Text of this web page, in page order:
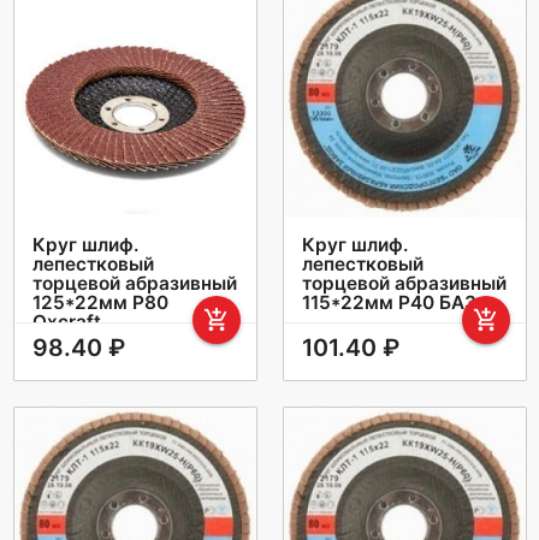
Круг шлиф.
лепестковый
торцевой абразивный
125*22мм Р80
Oxcraft
add_shopping_cart
98.40 ₽
Круг шлиф.
лепестковый
торцевой абразивный
115*22мм Р40 БАЗ
add_shopping_cart
101.40 ₽